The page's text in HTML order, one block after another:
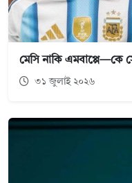
মেসি নাকি এমবাপ্পে—কে
৩১ জুলাই ২০২৬